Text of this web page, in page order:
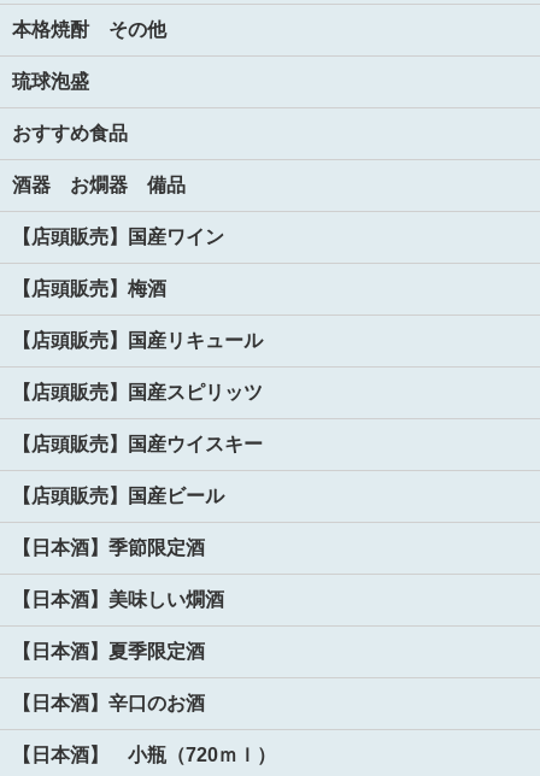
本格焼酎 その他
琉球泡盛
おすすめ食品
酒器 お燗器 備品
【店頭販売】国産ワイン
【店頭販売】梅酒
【店頭販売】国産リキュール
【店頭販売】国産スピリッツ
【店頭販売】国産ウイスキー
【店頭販売】国産ビール
【日本酒】季節限定酒
【日本酒】美味しい燗酒
【日本酒】夏季限定酒
【日本酒】辛口のお酒
【日本酒】 小瓶（720ｍｌ）